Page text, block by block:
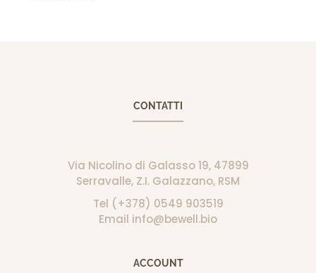
CONTATTI
Via Nicolino di Galasso 19, 47899
Serravalle, Z.I. Galazzano, RSM
Tel (+378) 0549 903519
Email info@bewell.bio
ACCOUNT